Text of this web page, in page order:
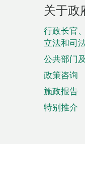
脚
菜
单
关于政
行政长官
立法和司
公共部门
政策咨询
施政报告
特别推介